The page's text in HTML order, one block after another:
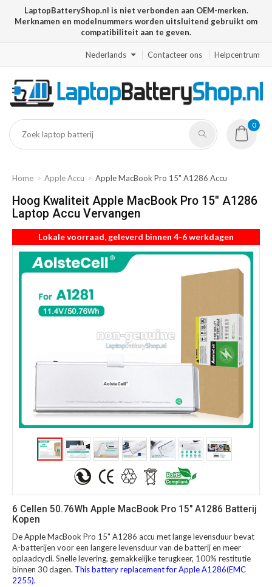
LaptopBatteryShop.nl is niet verbonden aan OEM-merken.
Merknamen en modelnummers worden uitsluitend gebruikt om
compatibiliteit aan te geven.
Nederlands Contacteer ons Helpcentrum
0
Home Apple Accu Apple MacBook Pro 15" A1286 Accu
Hoog Kwaliteit Apple MacBook Pro 15" A1286
Laptop Accu Vervangen
Lokale voorraad, geleverd binnen 4-6 werkdagen
6 Cellen 50.76Wh Apple MacBook Pro 15" A1286 Batterij
Kopen
De Apple MacBook Pro 15" A1286 accu met lange levensduur bevat
A-batterijen voor een langere levensduur van de batterij en meer
oplaadcycli. Snelle levering, gemakkelijke terugkeer, 100% restitutie
binnen 30 dagen. This battery replacement for Apple A1286(EMC
2255).